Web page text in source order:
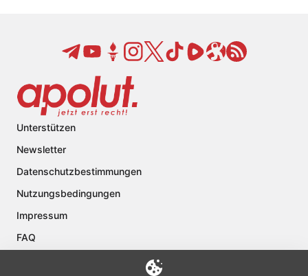
Unterstützen
Newsletter
Datenschutzbestimmungen
Nutzungsbedingungen
Impressum
FAQ